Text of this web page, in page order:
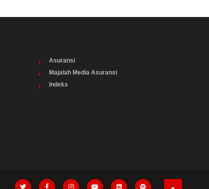
Asuransi
Majalah Media Asuransi
Indeks